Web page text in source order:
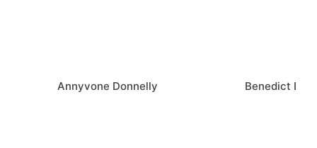
Annyvone Donnelly Benedict